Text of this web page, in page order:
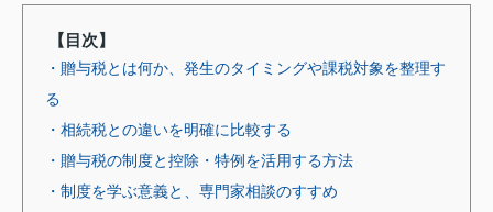
【目次】
・贈与税とは何か、発生のタイミングや課税対象を整理す
る
・相続税との違いを明確に比較する
・贈与税の制度と控除・特例を活用する方法
・制度を学ぶ意義と、専門家相談のすすめ